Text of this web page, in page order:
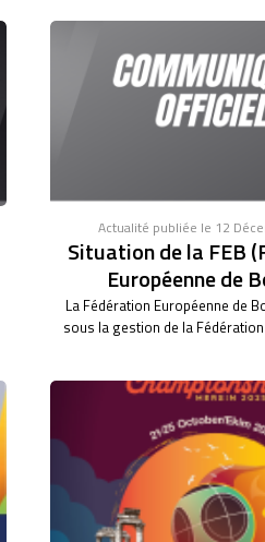
Actualité publiée le 12
Situation de la FEB
Européenne de
La Fédération Européenne de
sous la gestion de la